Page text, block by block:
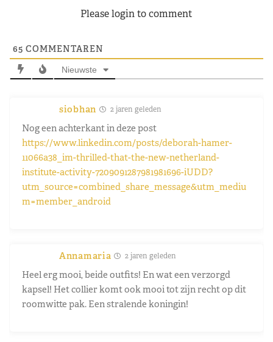
Please login to comment
65 COMMENTAREN
Nieuwste
siobhan 2 jaren geleden
Nog een achterkant in deze post
https://www.linkedin.com/posts/deborah-hamer-
11066a38_im-thrilled-that-the-new-netherland-
institute-activity-7209091287981981696-iUDD?
utm_source=combined_share_message&utm_mediu
m=member_android
Annamaria 2 jaren geleden
Heel erg mooi, beide outfits! En wat een verzorgd
kapsel! Het collier komt ook mooi tot zijn recht op dit
roomwitte pak. Een stralende koningin!